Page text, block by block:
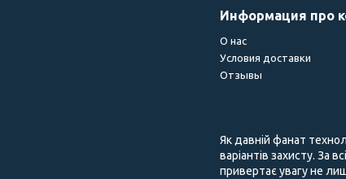
Информация про
О нас
Условия доставки
Отзывы
Як давній фанат
варіантів захисту. За
привертає увагу не